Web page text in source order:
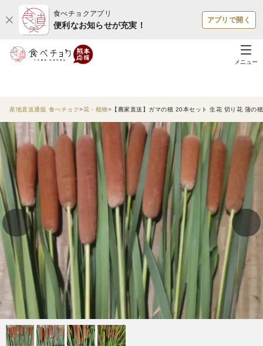
食べチョクアプリ
便利なお知らせが充実！
アプリで開く
メニュー
産地直送通販 食べチョク 花・植物 【農家直送】ガマの穂 20本セット 生花 切り花 蒲の穂